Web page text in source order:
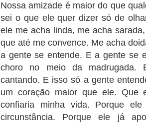
Nossa amizade é maior do que
sei o que ele quer dizer só de
ele me acha linda, me acha
que até me convence. Me acha
a gente se entende. E a gente se
choro no meio da
cantando. E isso só a gente
um coração maior que ele.
confiaria minha vida. Porque
circunstância. Porque ele já